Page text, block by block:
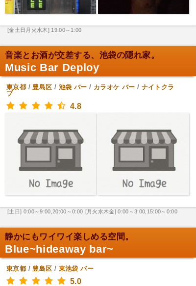
[金土日月火水木] 19:00～1:00
音楽とお酒が交差する、池袋の隠れ家。
Music Bar Deploy
東京都 /豊島区 / 池袋 バー / カラオケ バー / ナイトクラ
ブ
4.8
[土日] 0:00～9:00,20:00～0:00 [月火水木金] 0:00～3:00,15:00～0:00
静かにもワイワイ楽しめる空間。
Blue~hideaway bar~
東京都 /豊島区 / 東池袋 バー
5.0